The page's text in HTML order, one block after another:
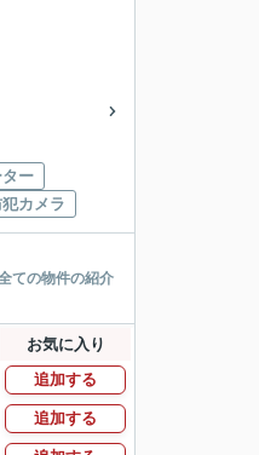
ー
犯カメラ
ての物件の紹介
お気に入り
追加する
追加する